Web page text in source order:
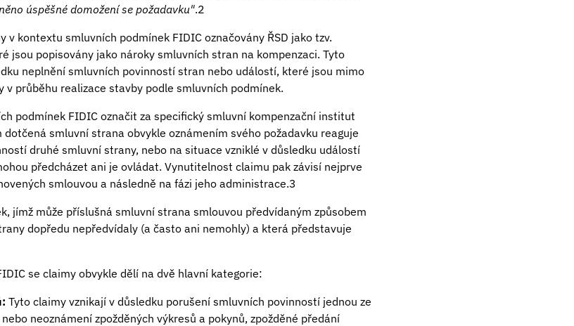
úspěšné domožení se požadavku".2
v kontextu smluvních podmínek FIDIC označovány ŘSD jako tzv.
jsou popisovány jako nároky smluvních stran na kompenzaci. Tyto
neplnění smluvních povinností stran nebo událostí, které jsou mimo
průběhu realizace stavby podle smluvních podmínek.
podmínek FIDIC označit za specifický smluvní kompenzační institut
smluvní strana obvykle oznámením svého požadavku reaguje
druhé smluvní strany, nebo na situace vzniklé v důsledku událostí
předcházet ani je ovládat. Vynutitelnost claimu pak závisí nejprve
smlouvou a následně na fázi jeho administrace.3
jímž může příslušná smluvní strana smlouvou předvídaným způsobem
dopředu nepředvídaly (a často ani nemohly) a která představuje
se claimy obvykle dělí na dvě hlavní kategorie:
Tyto claimy vznikají v důsledku porušení smluvních povinností jednou ze
neoznámení zpožděných výkresů a pokynů, zpožděné předání